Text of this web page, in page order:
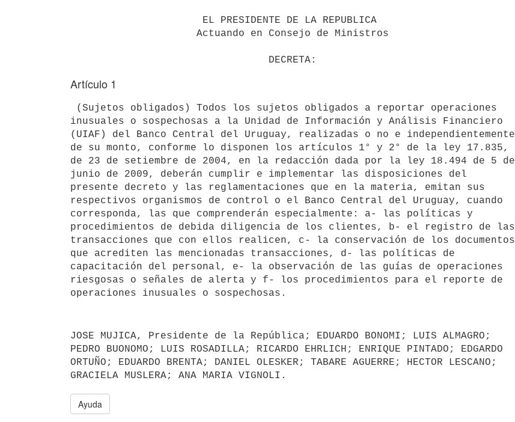
Artículo 1
inusuales o sospechosas a la Unidad de Información y Análisis Financiero
(UIAF) del Banco Central del Uruguay, realizadas o no e independientemente
de su monto, conforme lo disponen los artículos 1° y 2° de la ley 17.835,
de 23 de setiembre de 2004, en la redacción dada por la ley 18.494 de 5 de
junio de 2009, deberán cumplir e implementar las disposiciones del
presente decreto y las reglamentaciones que en la materia, emitan sus
respectivos organismos de control o el Banco Central del Uruguay, cuando
corresponda, las que comprenderán especialmente: a- las políticas y
procedimientos de debida diligencia de los clientes, b- el registro de las
transacciones que con ellos realicen, c- la conservación de los documentos
que acrediten las mencionadas transacciones, d- las políticas de
capacitación del personal, e- la observación de las guías de operaciones
riesgosas o señales de alerta y f- los procedimientos para el reporte de
JOSE MUJICA, Presidente de la República; EDUARDO BONOMI; LUIS ALMAGRO;
PEDRO BUONOMO; LUIS ROSADILLA; RICARDO EHRLICH; ENRIQUE PINTADO; EDGARDO
ORTUÑO; EDUARDO BRENTA; DANIEL OLESKER; TABARE AGUERRE; HECTOR LESCANO;
Ayuda